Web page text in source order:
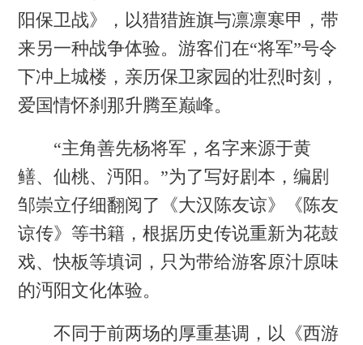
阳保卫战》，以猎猎旌旗与凛凛寒甲，带
来另一种战争体验。游客们在“将军”号令
下冲上城楼，亲历保卫家园的壮烈时刻，
爱国情怀刹那升腾至巅峰。
“主角善先杨将军，名字来源于黄
鳝、仙桃、沔阳。”为了写好剧本，编剧
邹崇立仔细翻阅了《大汉陈友谅》《陈友
谅传》等书籍，根据历史传说重新为花鼓
戏、快板等填词，只为带给游客原汁原味
的沔阳文化体验。
不同于前两场的厚重基调，以《西游